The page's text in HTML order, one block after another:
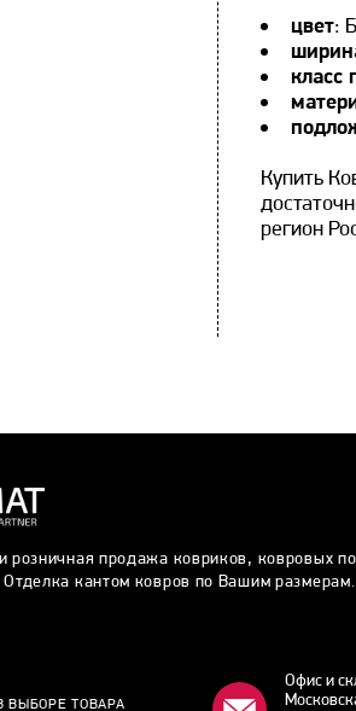
цвет:
класс
Купить
регион
розничная продажа ковриков, ковровых
кантом ковров по Вашим
ВЫБОРЕ ТОВАРА
Офис и